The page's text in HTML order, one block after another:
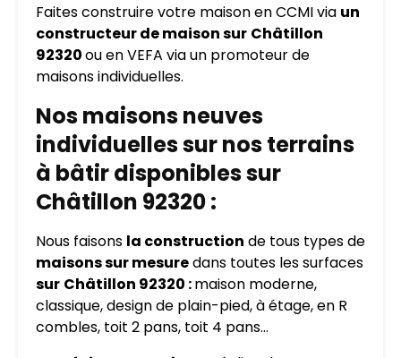
Faites construire votre maison en CCMI via un
constructeur de maison sur Châtillon
92320ou en VEFA via un promoteur de
maisons individuelles.
Nos maisons neuves
individuelles sur nos terrains
à bâtir disponibles sur
Châtillon 92320 :
Nous faisons la construction de tous types de
maisons sur mesuredans toutes les surfaces
sur Châtillon 92320 :maison moderne,
classique, design de plain-pied, à étage, en R
combles, toit 2 pans, toit 4 pans…